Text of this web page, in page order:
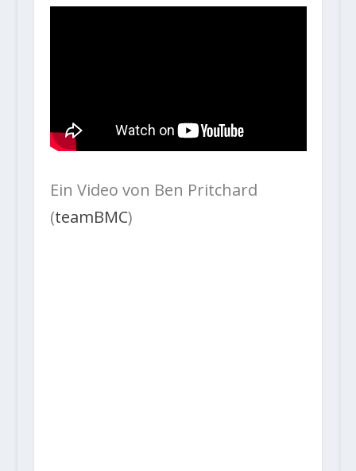
Ein Video von Ben Pritchard
(teamBMC)